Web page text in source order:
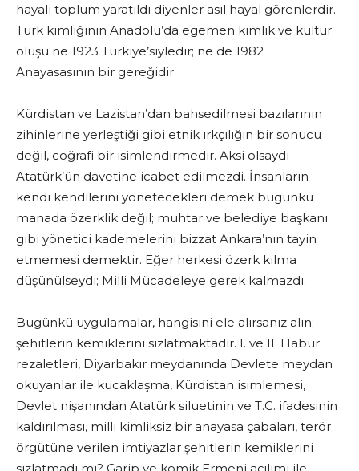
hayali toplum yaratıldı diyenler asıl hayal görenlerdir.
Türk kimliğinin Anadolu’da egemen kimlik ve kültür
oluşu ne 1923 Türkiye’siyledir; ne de 1982
Anayasasının bir gereğidir.
Kürdistan ve Lazistan’dan bahsedilmesi bazılarının
zihinlerine yerleştiği gibi etnik ırkçılığın bir sonucu
değil, coğrafi bir isimlendirmedir. Aksi olsaydı
Atatürk’ün davetine icabet edilmezdi. İnsanların
kendi kendilerini yönetecekleri demek bugünkü
manada özerklik değil; muhtar ve belediye başkanı
gibi yönetici kademelerini bizzat Ankara’nın tayin
etmemesi demektir. Eğer herkesi özerk kılma
düşünülseydi; Milli Mücadeleye gerek kalmazdı.
Bugünkü uygulamalar, hangisini ele alırsanız alın;
şehitlerin kemiklerini sızlatmaktadır. I. ve II. Habur
rezaletleri, Diyarbakır meydanında Devlete meydan
okuyanlar ile kucaklaşma, Kürdistan isimlemesi,
Devlet nişanından Atatürk siluetinin ve T.C. ifadesinin
kaldırılması, milli kimliksiz bir anayasa çabaları, terör
örgütüne verilen imtiyazlar şehitlerin kemiklerini